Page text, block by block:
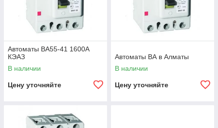
Автоматы ВА55-41 1600А
КЭАЗ
В наличии
Цену уточняйте
Автоматы ВА в Алматы
В наличии
Цену уточняйте